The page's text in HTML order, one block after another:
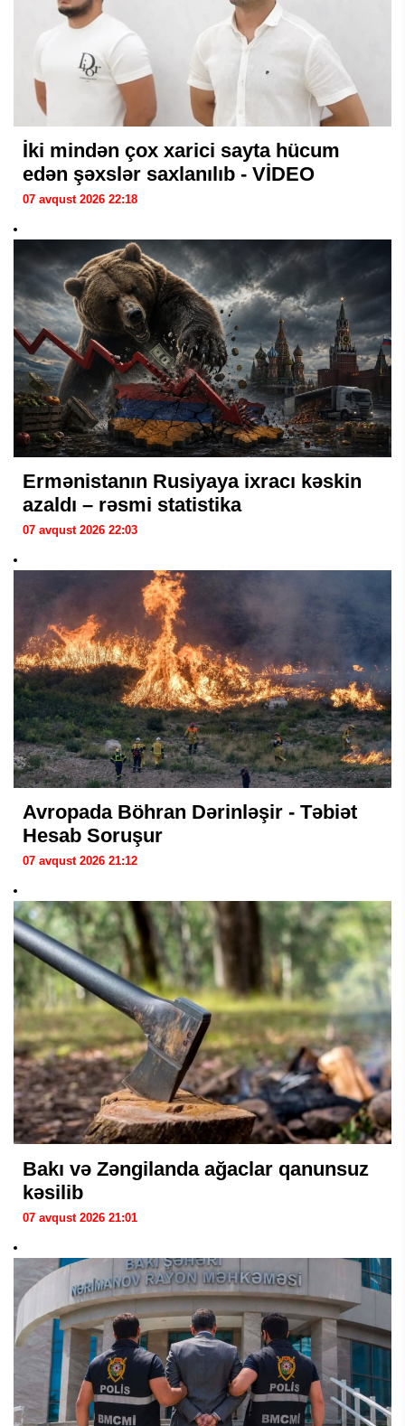
İki mindən çox xarici sayta hücum
edən şəxslər saxlanılıb - VİDEO
07 avqust 2026 22:18
Ermənistanın Rusiyaya ixracı kəskin
azaldı – rəsmi statistika
07 avqust 2026 22:03
Avropada Böhran Dərinləşir - Təbiət
Hesab Soruşur
07 avqust 2026 21:12
Bakı və Zəngilanda ağaclar qanunsuz
kəsilib
07 avqust 2026 21:01